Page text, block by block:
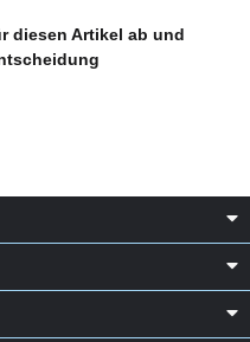
diesen Artikel ab und